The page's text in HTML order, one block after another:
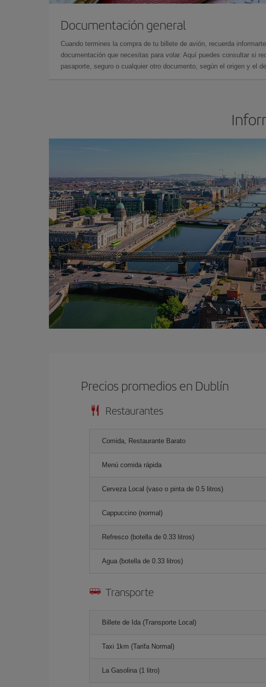
Documentación general
Cuando termines la compra de tu billete de avión, recuerda
documentación que necesitas para volar. Aquí puedes consultar si
pasaporte, seguro o cualquier otro documento, según el origen y el
Precios promedios en Dublín
Restaurantes
Comida, Restaurante Barato
Menú comida rápida
Cerveza Local (vaso o pinta de 0.5 litros)
Cappuccino (normal)
Refresco (botella de 0.33 litros)
Agua (botella de 0.33 litros)
Transporte
Billete de Ida (Transporte Local)
Taxi 1km (Tarifa Normal)
La Gasolina (1 litro)